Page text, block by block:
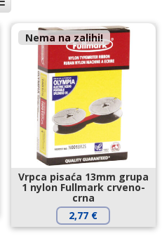
Nema na zalihi!
Vrpca pisaća 13mm grupa
1 nylon Fullmark crveno-
crna
2,77 €